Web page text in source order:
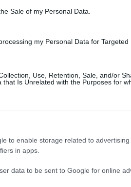
Sale of my Personal Data.
my Personal Data for Targeted
Use, Retention, Sale, and/or
that Is Unrelated with the Purposes for
to enable storage related to
in apps.
data to be sent to Google for online
Nem szokványos, nem